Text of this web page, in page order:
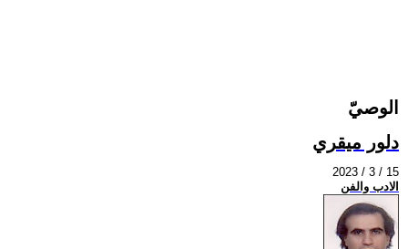
الوصيّ
دلور ميقري
2023 / 3 / 15
الادب والفن